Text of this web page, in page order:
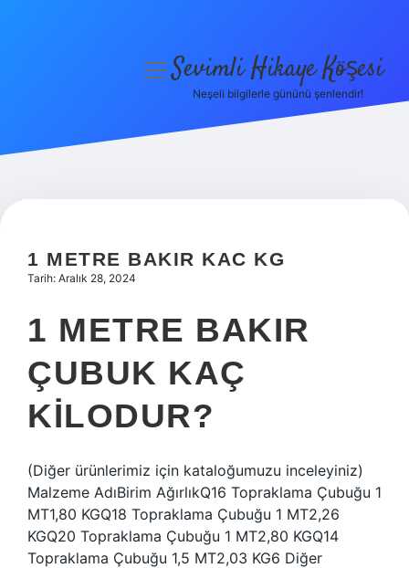
Hakkımızda
menüyüSevimli Hikaye Köşesi
Neşeli bilgilerle gününü şenlendir!
1 METRE BAKIR KAC KG
Tarih: Aralık 28, 2024
1 METRE BAKIR
ÇUBUK KAÇ
KILODUR?
(Diğer ürünlerimiz için kataloğumuzu inceleyiniz)
Malzeme AdıBirim AğırlıkQ16 Topraklama Çubuğu 1
MT1,80 KGQ18 Topraklama Çubuğu 1 MT2,26
KGQ20 Topraklama Çubuğu 1 MT2,80 KGQ14
Topraklama Çubuğu 1,5 MT2,03 KG6 Diğer